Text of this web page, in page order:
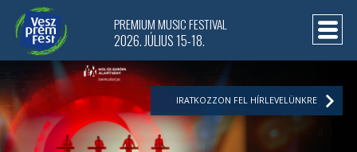
PREMIUM MUSIC FESTIVAL
2026. JÚLIUS 15-18.
IRATKOZZON FEL HÍRLEVELÜNKRE